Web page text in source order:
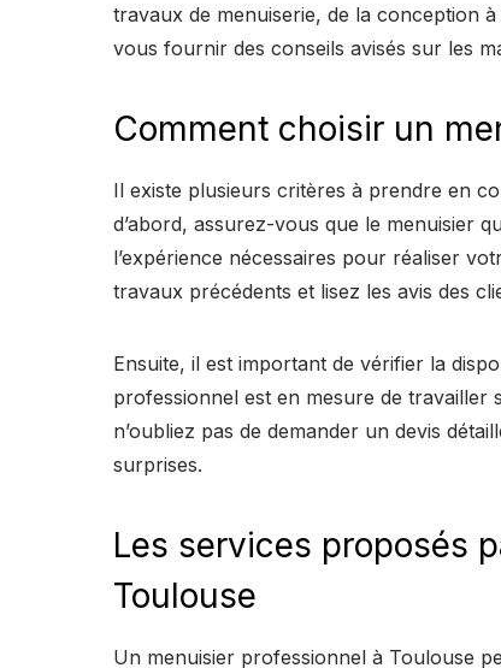
travaux de menuiserie, de la conception
vous fournir des conseils avisés sur les
Comment choisir un
Il existe plusieurs critères à prendre en
d’abord, assurez-vous que le menuisier
l’expérience nécessaires pour réaliser
travaux précédents et lisez les avis des
Ensuite, il est important de vérifier la
professionnel est en mesure de travailler
n’oubliez pas de demander un devis
surprises.
Les services proposés
Toulouse
Un menuisier professionnel à Toulouse